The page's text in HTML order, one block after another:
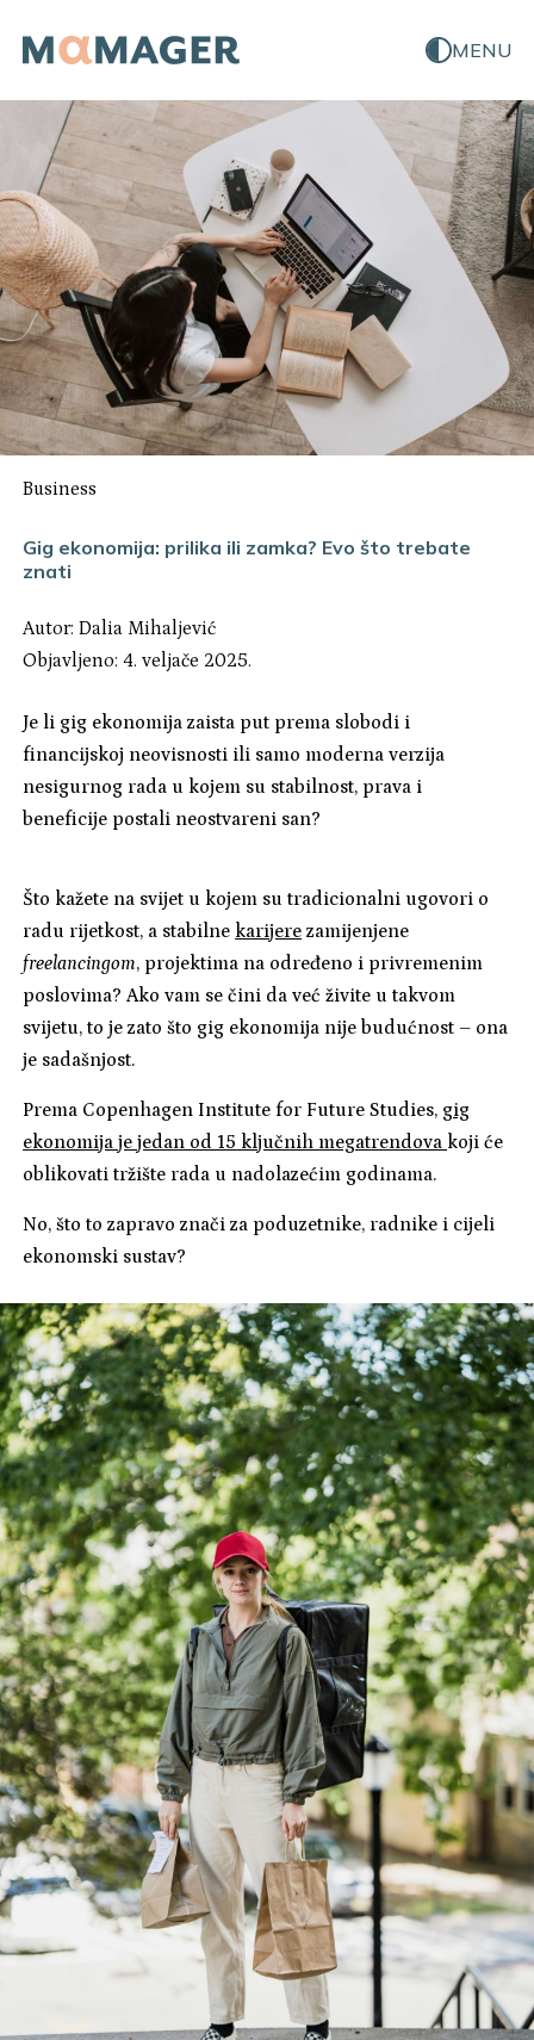
MENU
Business
Gig ekonomija: prilika ili zamka? Evo što trebate
znati
Autor:Dalia Mihaljević
Objavljeno: 4. veljače 2025.
Je li gig ekonomija zaista put prema slobodi i
financijskoj neovisnosti ili samo moderna verzija
nesigurnog rada u kojem su stabilnost, prava i
beneficije postali neostvareni san?
Što kažete na svijet u kojem su tradicionalni ugovori o
radu rijetkost, a stabilne karijere zamijenjene
freelancingom, projektima na određeno i privremenim
poslovima? Ako vam se čini da već živite u takvom
svijetu, to je zato što gig ekonomija nije budućnost – ona
je sadašnjost.
Prema Copenhagen Institute for Future Studies, gig
ekonomija je jedan od 15 ključnih megatrendova koji će
oblikovati tržište rada u nadolazećim godinama.
No, što to zapravo znači za poduzetnike, radnike i cijeli
ekonomski sustav?